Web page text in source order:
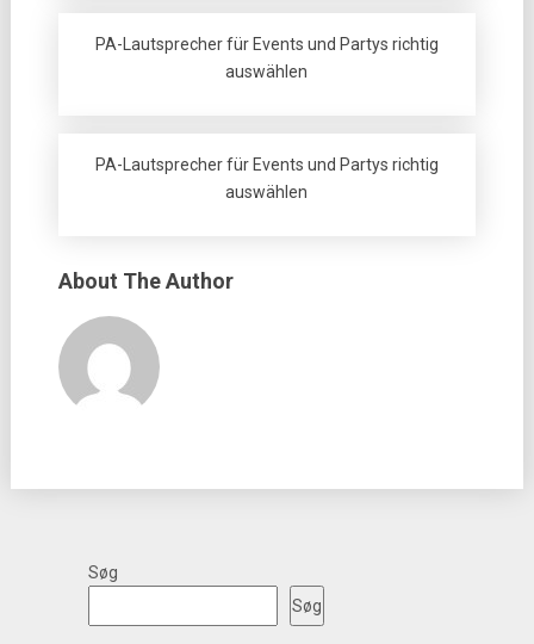
PA-Lautsprecher für Events und Partys richtig
auswählen
PA-Lautsprecher für Events und Partys richtig
auswählen
About The Author
Søg
Søg